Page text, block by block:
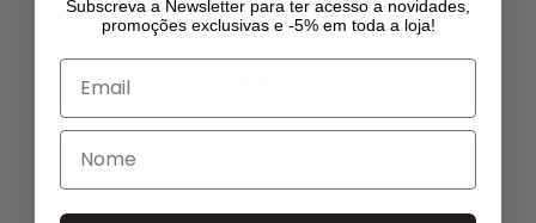
ENVIOS RÁPIDOS
Subscreva a Newsletter para ter acesso a novidades,
promoções exclusivas e -5% em toda a loja!